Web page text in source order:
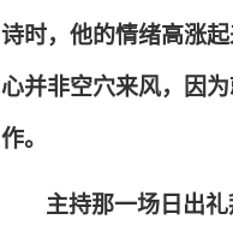
诗时，他的情绪高涨
心并非空穴来风，因
作。
主持那一场日出